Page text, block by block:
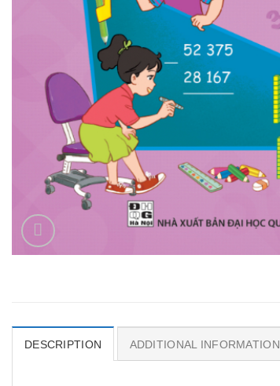
DESCRIPTION ADDITIONAL INFORMATION